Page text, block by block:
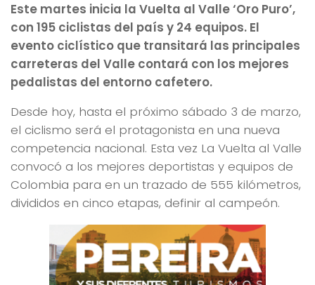
Este martes inicia la Vuelta al Valle ‘Oro Puro’,
con 195 ciclistas del país y 24 equipos. El
evento ciclístico que transitará las principales
carreteras del Valle contará con los mejores
pedalistas del entorno cafetero.
Desde hoy, hasta el próximo sábado 3 de marzo,
el ciclismo será el protagonista en una nueva
competencia nacional. Esta vez La Vuelta al Valle
convocó a los mejores deportistas y equipos de
Colombia para en un trazado de 555 kilómetros,
divididos en cinco etapas, definir al campeón.